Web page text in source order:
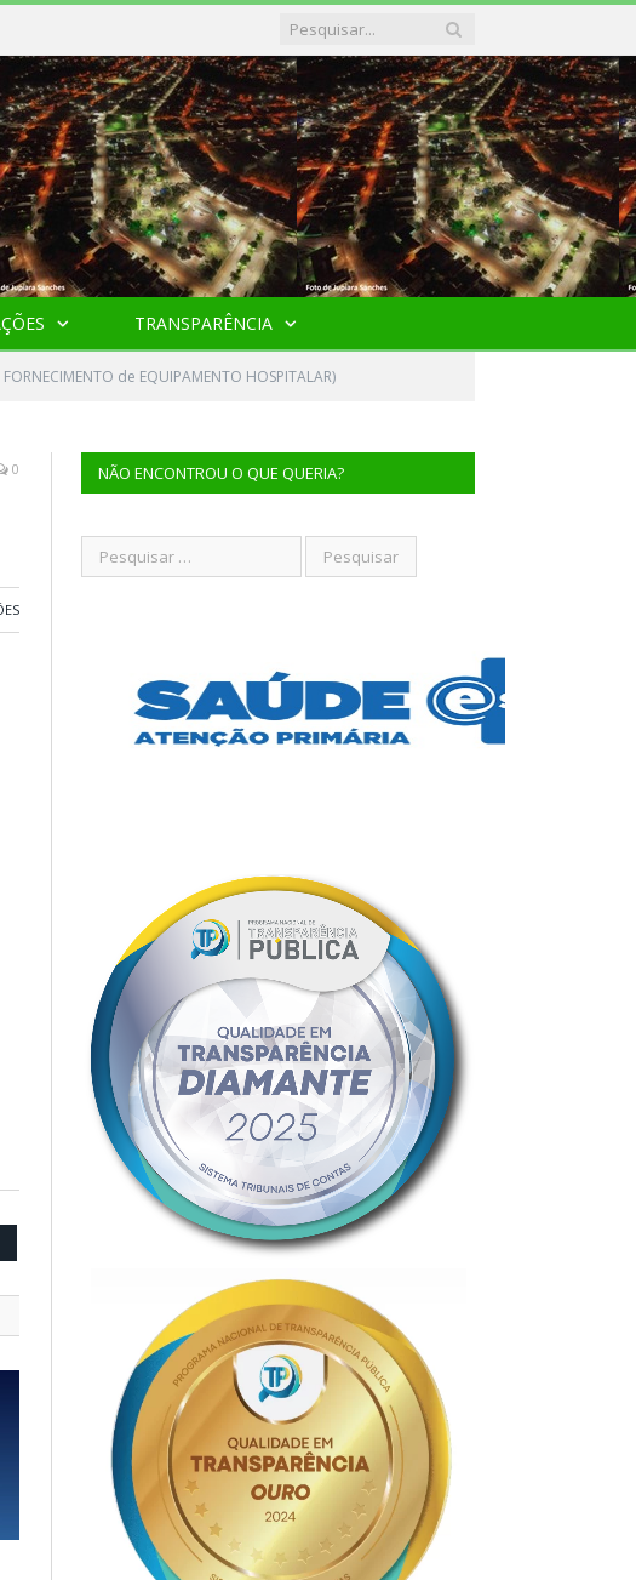
TRANSPARÊNCIA
de EQUIPAMENTO HOSPITALAR)
0 NÃO ENCONTROU O QUE QUERIA?